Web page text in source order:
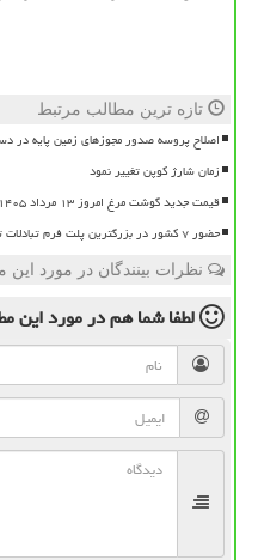
تازه ترین مطالب مرتبط
اصلاح پروسه صدور مجوزهای زمین پایه در
زمان شارژ کوپن تغییر نمود
قیمت جدید گوشت مرغ امروز ۱۳ مرداد ۱۴۰۵
حضور ۷ کشور در بزرگترین پلت فرم تبادلات تجاری حوزه ساخت وساز
نظرات بینندگان در مورد
لطفا شما همدر مورد این